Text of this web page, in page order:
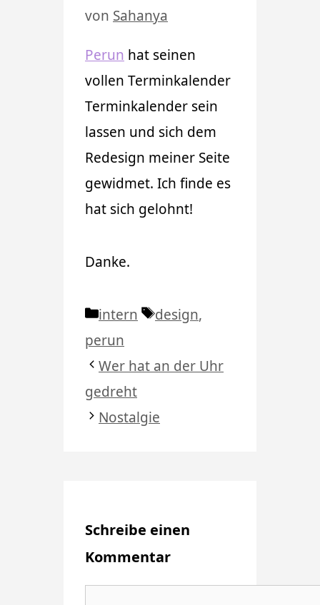
von Sahanya
Perun hat seinen
vollen Terminkalender
Terminkalender sein
lassen und sich dem
Redesign meiner Seite
gewidmet. Ich finde es
hat sich gelohnt!
Danke.
Kategorien
intern Schlagwörter
design,
perun
Wer hat an der Uhr
gedreht
Nostalgie
Schreibe einen
Kommentar